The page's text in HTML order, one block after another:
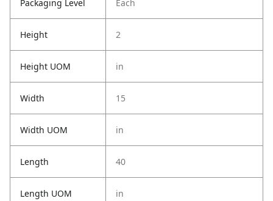
Packaging Level Each
Height 2
Height UOM in
Width 15
Width UOM in
Length 40
Length UOM in